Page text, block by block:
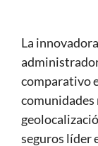
La
comparativo
seguros líder